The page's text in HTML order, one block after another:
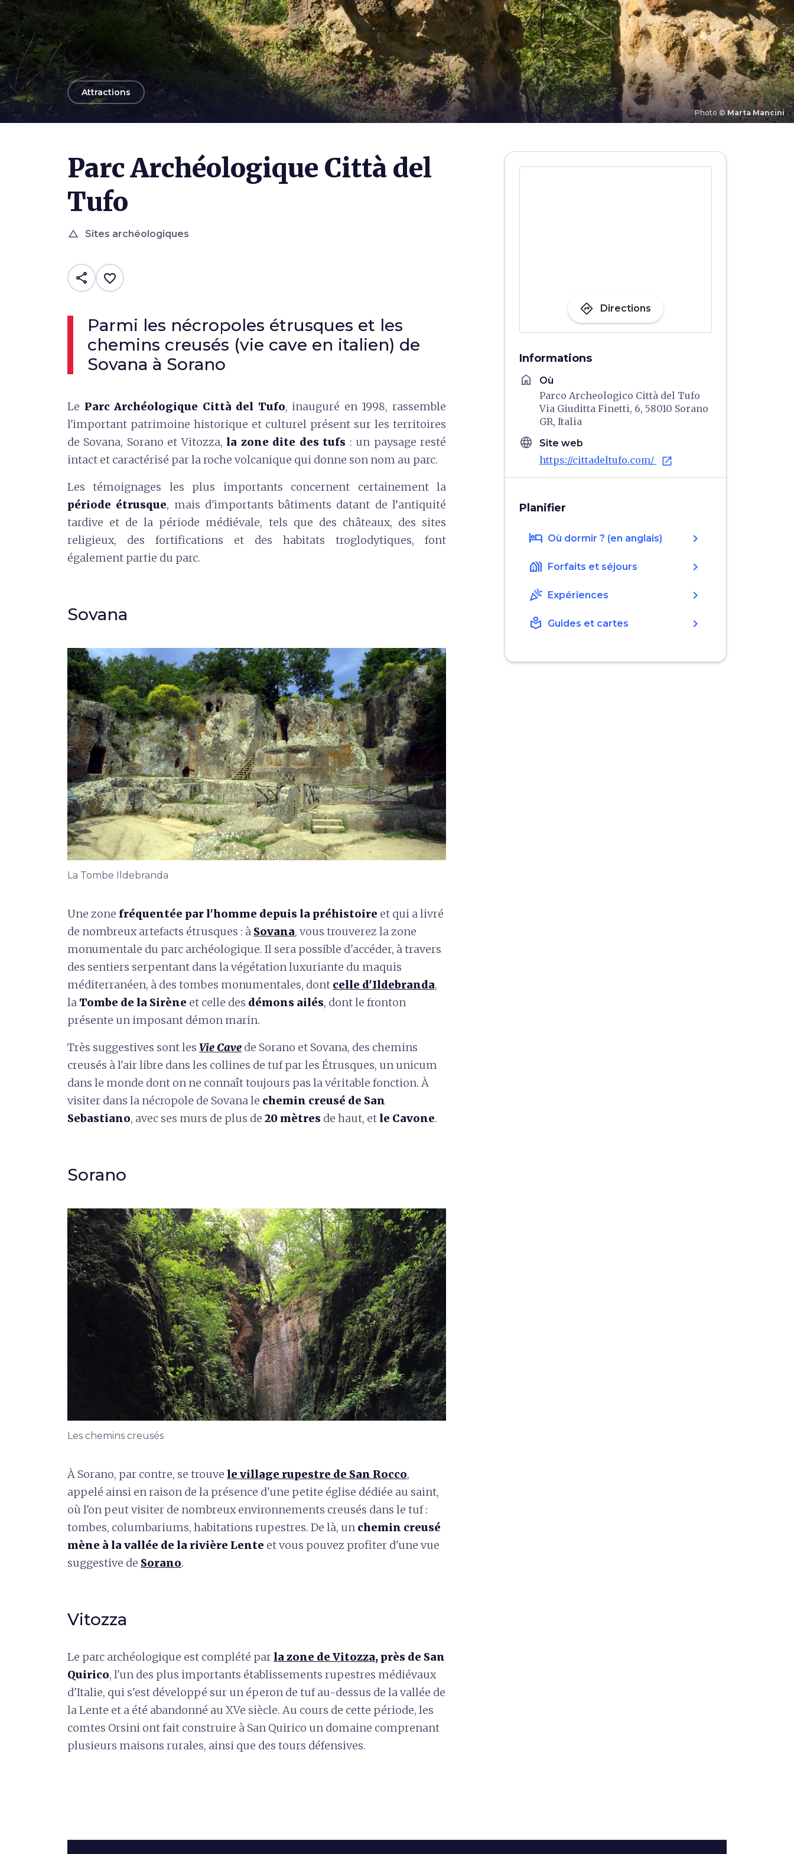
Photo © Marta Mancini
arrow_backAttractions
Parc Archéologique Città del
Tufo
change_history Sites archéologiques
share favorite_border
Parmi les nécropoles étrusques et les
chemins creusés (vie cave en italien) de
Sovana à Sorano
Le Parc Archéologique Città del Tufo, inauguré en 1998, rassemble
l'important patrimoine historique et culturel présent sur les territoires
de Sovana, Sorano et Vitozza,la zone dite des tufs : un paysage resté
intact et caractérisé par la roche volcanique qui donne son nom au parc.
Les témoignages les plus importants concernent certainement la
période étrusque, mais d'importants bâtiments datant de l’antiquité
tardive et de la période médiévale, tels que des châteaux, des sites
religieux, des fortifications et des habitats troglodytiques, font
également partie du parc.
Sovana
La Tombe Ildebranda
Une zone fréquentée par l'homme depuis la préhistoire et qui a livré
de nombreux artefacts étrusques : à Sovana, vous trouverez la zone
monumentale du parc archéologique. Il sera possible d'accéder, à travers
des sentiers serpentant dans la végétation luxuriante du maquis
méditerranéen, à des tombes monumentales, dont celle d'Ildebranda,
la Tombe de la Sirène et celle des démons ailés, dont le fronton
présente un imposant démon marin.
Très suggestives sont les Vie Cave de Sorano et Sovana, des chemins
creusés à l'air libre dans les collines de tuf par les Étrusques, un unicum
dans le monde dont on ne connaît toujours pas la véritable fonction. À
visiter dans la nécropole de Sovana le chemin creusé de San
Sebastiano, avec ses murs de plus de 20 mètres de haut, etle Cavone.
Sorano
Les chemins creusés
À Sorano, par contre, se trouve le village rupestre de San Rocco,
appelé ainsi en raison de la présence d'une petite église dédiée au saint,
où l'on peut visiter de nombreux environnements creusés dans le tuf :
tombes, columbariums, habitations rupestres. De là, un chemin creusé
mène à la vallée de la rivière Lente et vous pouvez profiter d'une vue
suggestive de Sorano.
Vitozza
Le parc archéologique est complété parla zone de Vitozza, près de San
Quirico, l'un des plus importants établissements rupestres médiévaux
d'Italie, qui s'est développé sur un éperon de tuf au-dessus de la vallée de
la Lente et a été abandonné au XVe siècle. Au cours de cette période, les
comtes Orsini ont fait construire à San Quirico un domaine comprenant
plusieurs maisons rurales, ainsi que des tours défensives.
directions Directions
Informations
home Où
Parco Archeologico Città del Tufo
Via Giuditta Finetti, 6, 58010 Sorano
GR, Italia
language Site web
https://cittadeltufo.com/ open_in_new
Planifier
hotel Où dormir ? (en anglais) chevron_right
holiday_village Forfaits et séjours chevron_right
celebration Expériences chevron_right
local_library Guides et cartes chevron_right